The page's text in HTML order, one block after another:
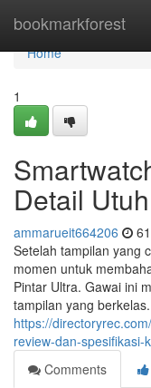
bookmarkforest
Home
Home
1
Detail Utuh
ammarueit664206
Setelah tampilan yang
momen untuk
Pintar Ultra. Gawai ini
tampilan yang
https://
review-dan-spesifikasi-
Comments